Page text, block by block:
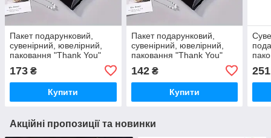
Пакет подарунковий,
сувенірний, ювелірний,
паковання "Thank You"
чорному, щільний. 10 шт.
173 ₴
Купити
Пакет подарунковий,
сувенірний, ювелірний,
паковання "Thank You"
чорному, щільний. 10 шт.
142₴
Купити
50
251
Акційні пропозиції та новинки